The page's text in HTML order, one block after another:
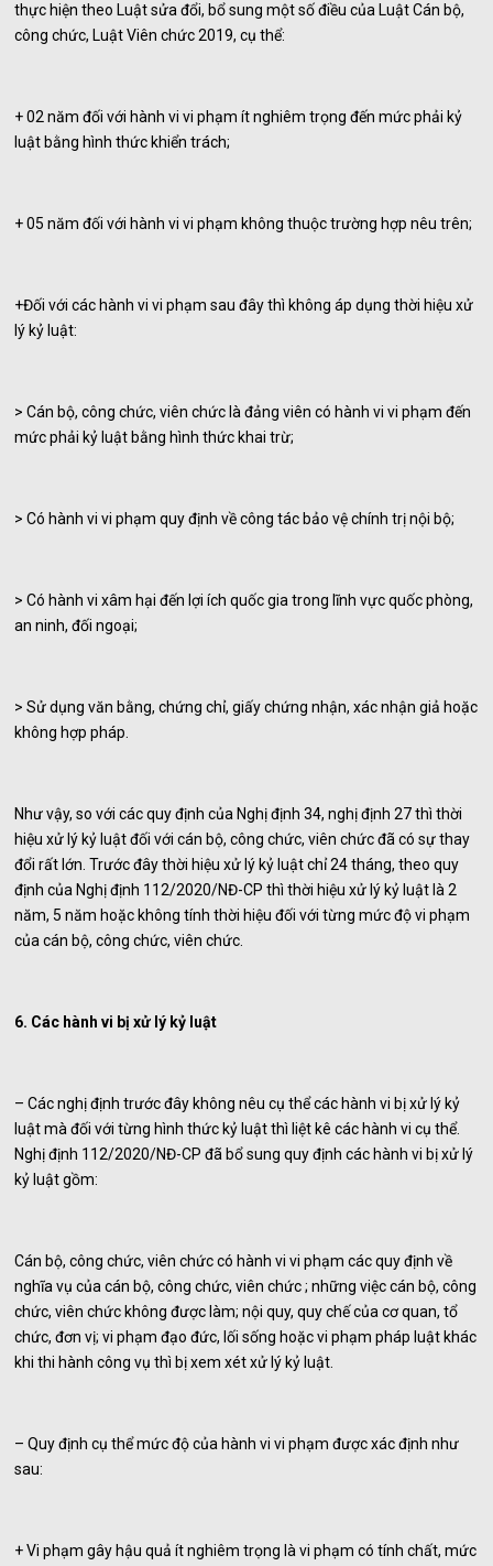
thực hiện theo Luật sửa đổi, bổ sung một số điều của Luật Cán bộ,
công chức, Luật Viên chức 2019, cụ thể:
+ 02 năm đối với hành vi vi phạm ít nghiêm trọng đến mức phải kỷ
luật bằng hình thức khiển trách;
+ 05 năm đối với hành vi vi phạm không thuộc trường hợp nêu trên;
+Đối với các hành vi vi phạm sau đây thì không áp dụng thời hiệu xử
lý kỷ luật:
> Cán bộ, công chức, viên chức là đảng viên có hành vi vi phạm đến
mức phải kỷ luật bằng hình thức khai trừ;
> Có hành vi vi phạm quy định về công tác bảo vệ chính trị nội bộ;
> Có hành vi xâm hại đến lợi ích quốc gia trong lĩnh vực quốc phòng,
an ninh, đối ngoại;
> Sử dụng văn bằng, chứng chỉ, giấy chứng nhận, xác nhận giả hoặc
không hợp pháp.
Như vậy, so với các quy định của Nghị định 34, nghị định 27 thì thời
hiệu xử lý kỷ luật đối với cán bộ, công chức, viên chức đã có sự thay
đổi rất lớn. Trước đây thời hiệu xử lý kỷ luật chỉ 24 tháng, theo quy
định của Nghị định 112/2020/NĐ-CP thì thời hiệu xử lý kỷ luật là 2
năm, 5 năm hoặc không tính thời hiệu đối với từng mức độ vi phạm
của cán bộ, công chức, viên chức.
6. Các hành vi bị xử lý kỷ luật
– Các nghị định trước đây không nêu cụ thể các hành vi bị xử lý kỷ
luật mà đối với từng hình thức kỷ luật thì liệt kê các hành vi cụ thể.
Nghị định 112/2020/NĐ-CP đã bổ sung quy định các hành vi bị xử lý
kỷ luật gồm:
Cán bộ, công chức, viên chức có hành vi vi phạm các quy định về
nghĩa vụ của cán bộ, công chức, viên chức ; những việc cán bộ, công
chức, viên chức không được làm; nội quy, quy chế của cơ quan, tổ
chức, đơn vị; vi phạm đạo đức, lối sống hoặc vi phạm pháp luật khác
khi thi hành công vụ thì bị xem xét xử lý kỷ luật.
– Quy định cụ thể mức độ của hành vi vi phạm được xác định như
sau:
+ Vi phạm gây hậu quả ít nghiêm trọng là vi phạm có tính chất, mức